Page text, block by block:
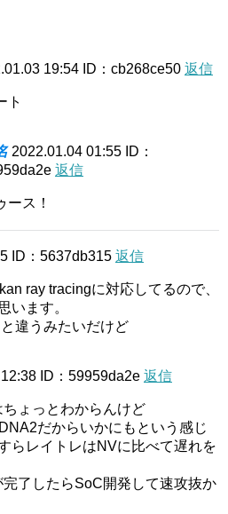
19:54 ID：cb268ce50 返信
ト
2022.01.04 01:55 ID：
返信
ース！
ID：5637db315 返信
ray tracingに対応してるので、
います。
違うみたいだけど
ID：59959da2e 返信
ょっとわからんけど
だからいかにもという感じ
らレイトレはNVに比べて遅れを
了したらSoC開発して速攻抜か